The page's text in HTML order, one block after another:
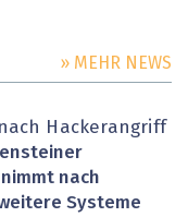
» MEHR NEWS
Hackerangriff
nach
Systeme